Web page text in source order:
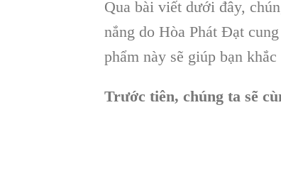
Qua bài viết dưới đây,
nắng do Hòa Phát Đạt
phẩm này sẽ giúp bạn
Trước tiên, chúng ta sẽ